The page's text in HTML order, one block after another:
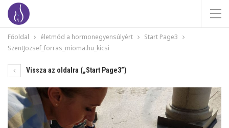
Főoldal életmód a hormonegyensúlyért
Start Page3
SzentJozsef_forras_mioma.hu_kicsi
Vissza az oldalra („Start Page3”)